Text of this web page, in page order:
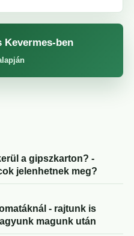
Kevermes-ben
a gipszkarton? -
jelenhetnek meg?
- rajtunk is
magunk után